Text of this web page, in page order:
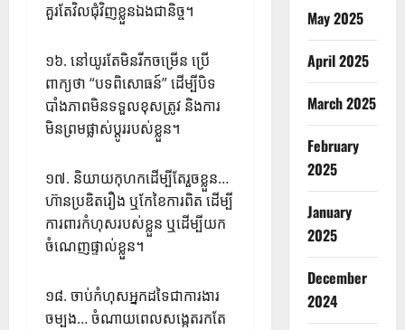
គួរតែវិលជុំវិញខ្លួនឯងជានិច្ច។
១៦. នៅយូរតែមិនរីកចម្រើន ប្រើ
ពាក្យថា “បទពិសោធន៍” ដើម្បីបិទ
បាំងភាពមិនទទួលខុសត្រូវ និងការ
មិនព្រមផ្លាស់ប្តូររបស់ខ្លួន។
១៧. និយាយកុហកដើម្បីតែរួចខ្លួន…
ហ៊ានប្រឌិតរឿង ឬកែខៃការពិត ដើម្បី
ការពារកំហុសរបស់ខ្លួន ឬដើម្បីយក
ចំណេញផ្ទាល់ខ្លួន។
១៨. ចាប់កំហុសអ្នកដទៃជាការងារ
ចម្បង… ចំណាយពេលសង្កេតរកតែ
May 2025
April 2025
March 2025
February
2025
January
2025
December
2024